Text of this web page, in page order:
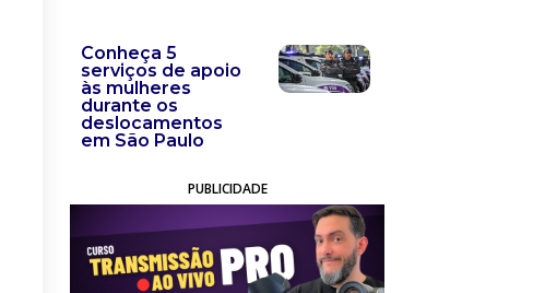
Conheça 5
serviços de apoio
às mulheres
durante os
deslocamentos
em São Paulo
PUBLICIDADE